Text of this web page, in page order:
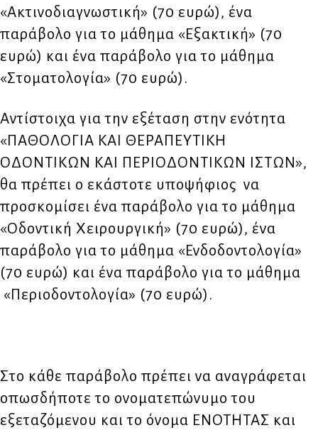
«Ακτινοδιαγνωστική» (70 ευρώ), ένα
παράβολο για το μάθημα «Εξακτική» (70
ευρώ) και ένα παράβολο για το μάθημα
«Στοματολογία» (70 ευρώ).
Αντίστοιχα για την εξέταση στην ενότητα
«ΠΑΘΟΛΟΓΙΑ ΚΑΙ ΘΕΡΑΠΕΥΤΙΚΗ
ΟΔΟΝΤΙΚΩΝ ΚΑΙ ΠΕΡΙΟΔΟΝΤΙΚΩΝ ΙΣΤΩΝ»,
θα πρέπει ο εκάστοτε υποψήφιος να
προσκομίσει ένα παράβολο για το μάθημα
«Οδοντική Χειρουργική» (70 ευρώ), ένα
παράβολο για το μάθημα «Ενδοδοντολογία»
(70 ευρώ) και ένα παράβολο για το μάθημα
«Περιοδοντολογία» (70 ευρώ).
Στο κάθε παράβολο πρέπει να αναγράφεται
οπωσδήποτε το ονοματεπώνυμο του
εξεταζόμενου και το όνομα ΕΝΟΤΗΤΑΣ και